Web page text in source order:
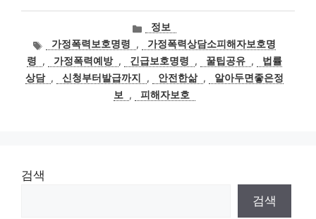
카
테
고
리
정보
태
그
가정폭력보호명령 ,
가정폭력상담소피해자보호명
령
, 가정폭력예방 , 긴급보호명령 , 꿀팁공유 ,
법률
상담 , 신청부터발급까지 , 안전한삶 ,
알아두면좋은정
보
, 피해자보호
검색
검색